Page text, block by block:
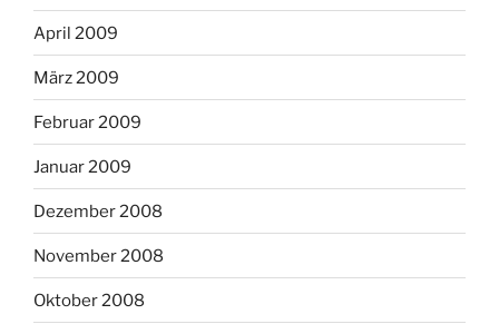
April 2009
März 2009
Februar 2009
Januar 2009
Dezember 2008
November 2008
Oktober 2008